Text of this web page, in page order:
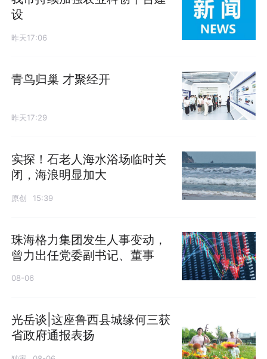
设
昨天17:06
青鸟归巢 才聚经开
昨天17:29
实探！石老人海水浴场临时关
闭，海浪明显加大
原创 15:39
珠海格力集团发生人事变动，
曾力出任党委副书记、董事
08-06
光岳谈|这座鲁西县城缘何三获
省政府通报表扬